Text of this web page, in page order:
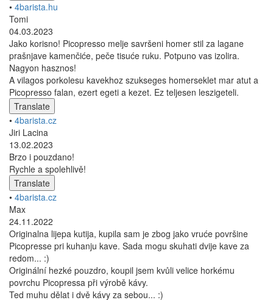
• 4barista.hu
Tomi
04.03.2023
Jako korisno! Picopresso melje savršeni homer stil za lagane
prašnjave kamenčiće, peče tisuće ruku. Potpuno vas izolira.
Nagyon hasznos!
A vilagos porkolesu kavekhoz szukseges homerseklet mar atut a
Picopresso falan, ezert egeti a kezet. Ez teljesen leszigeteli.
Translate
• 4barista.cz
Jiri Lacina
13.02.2023
Brzo i pouzdano!
Rychle a spolehlivě!
Translate
• 4barista.cz
Max
24.11.2022
Originalna lijepa kutija, kupila sam je zbog jako vruće površine
Picopresse pri kuhanju kave. Sada mogu skuhati dvije kave za
redom... :)
Originální hezké pouzdro, koupil jsem kvůli velice horkému
povrchu Picopressa při výrobě kávy.
Ted muhu dělat i dvě kávy za sebou... :)